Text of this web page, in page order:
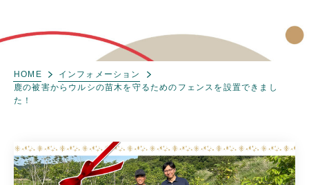
HOME
インフォメーション
鹿の被害からウルシの苗木を守るためのフェンスを設置できまし
た！